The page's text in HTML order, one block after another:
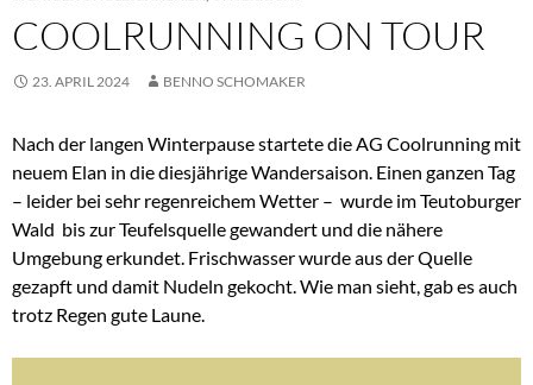
COOLRUNNING ON TOUR
23. APRIL 2024 BENNO SCHOMAKER
Nach der langen Winterpause startete die AG Coolrunning mit
neuem Elan in die diesjährige Wandersaison. Einen ganzen Tag
– leider bei sehr regenreichem Wetter – wurde im Teutoburger
Wald bis zur Teufelsquelle gewandert und die nähere
Umgebung erkundet. Frischwasser wurde aus der Quelle
gezapft und damit Nudeln gekocht. Wie man sieht, gab es auch
trotz Regen gute Laune.